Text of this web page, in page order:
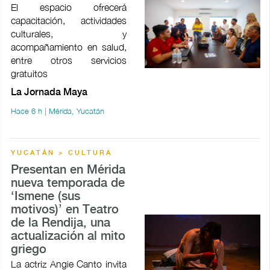
El espacio ofrecerá
capacitación, actividades
culturales, y
acompañamiento en salud,
entre otros servicios
gratuitos
La Jornada Maya
Hace 6 h | Mérida, Yucatán
YUCATÁN > CULTURA
Presentan en Mérida
nueva temporada de
‘Ismene (sus
motivos)’ en Teatro
de la Rendija, una
actualización al mito
griego
La actriz Angie Canto invita